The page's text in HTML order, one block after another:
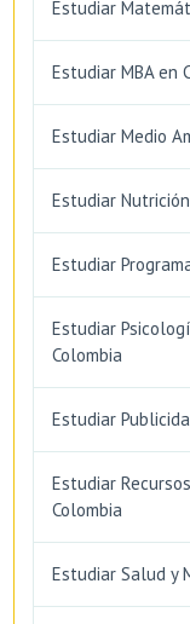
Estudiar
Estudiar MBA en
Estudiar Medio
Estudiar
Estudiar
Estudiar
Colombia
Estudiar
Estudiar
Colombia
Estudiar Salud y